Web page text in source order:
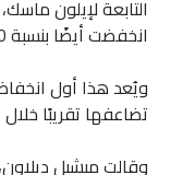
التابعة لإيلون
انخفضت أيضًا بنسبة 20% في 2024.
ويُعد هذا أول
تضاعفها تقريبًا خلال